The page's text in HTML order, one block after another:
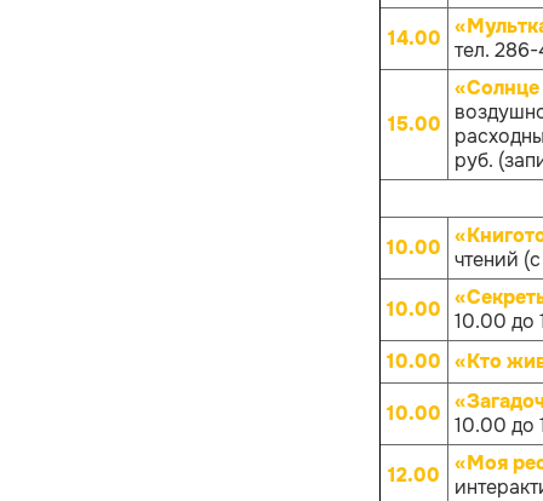
14.00 тел.
15.00
руб.
10.00 чтений
10.00 10.00 до
10.00 «Кто
10.00 10.00 до
12.00
«Моя